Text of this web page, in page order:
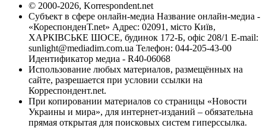
© 2000-2026, Korrespondent.net
Субъект в сфере онлайн-медиа Название онлайн-медиа -
«КореспонденТ.net» Адрес: 02091, місто Київ,
ХАРКІВСЬКЕ ШОСЕ, будинок 172-Б, офіс 208/1 E-mail:
sunlight@mediadim.com.ua Телефон: 044-205-43-00
Идентификатор медиа - R40-06068
Использование любых материалов, размещённых на
сайте, разрешается при условии ссылки на
Корреспондент.net.
При копировании материалов со страницы «Новости
Украины и мира», для интернет-изданий – обязательна
прямая открытая для поисковых систем гиперссылка.